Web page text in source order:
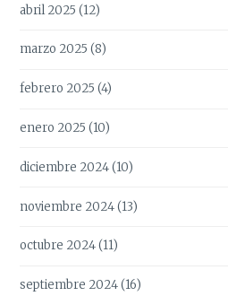
abril 2025 (12)
marzo 2025 (8)
febrero 2025 (4)
enero 2025 (10)
diciembre 2024(10)
noviembre 2024(13)
octubre 2024(11)
septiembre 2024(16)